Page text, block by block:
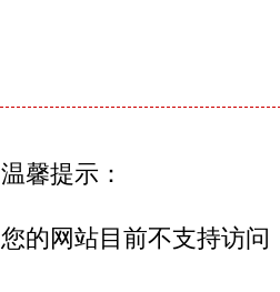
温馨提示：
您的网站目前不支持访